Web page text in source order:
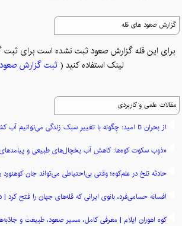
گزارش صعود های قله
برای این قله گزارش صعود ثبت نشده است برای ثبت
لینک استفاده کنید (
ثبت گزارش صعود
مقالات علمی و کاربردی
از بحران تا امید: چگونه با تغییر سبک زندگی می‌توانیم آب
«ذوب سکوت کوه‌ها: کاهش آب یخچال‌های طبیعی و
حادثه تلخ در علم‌کوه؛ وقتی بی‌احتیاطی می‌تواند جان کوهنورد
افسانه حسامی‌فرد، بانوی ایرانی که قله‌های جهان را فتح کرد |
کوه اهوران ایلام | معرفی کامل، مسیر صعود، طبیعت و